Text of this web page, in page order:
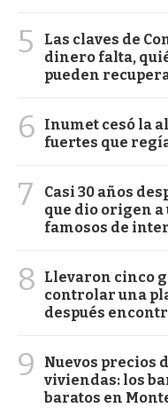
5
Las claves de
dinero falta,
pueden
6
Inumet cesó la
fuertes que
7
Casi 30 años
que dio origen a
famosos de
8
Llevaron cinco
controlar una
después
9
Nuevos precios
viviendas: los
baratos en